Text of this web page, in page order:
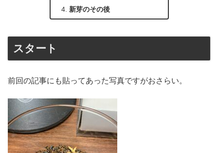
新芽のその後
スタート
前回の記事にも貼ってあった写真ですがおさらい。